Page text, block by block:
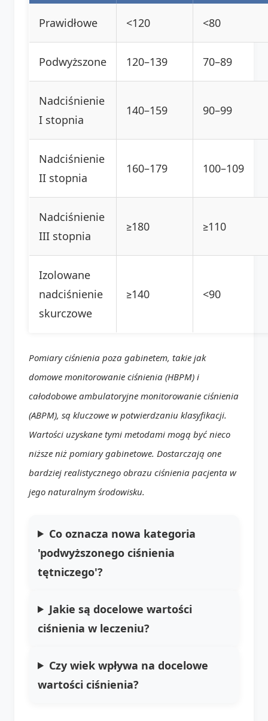
Prawidłowe <120 <80
Podwyższone 120–139 70–89
Nadciśnienie
I stopnia
140–159 90–99
Nadciśnienie
II stopnia
160–179 100–109
Nadciśnienie
III stopnia
≥180 ≥110
Izolowane
nadciśnienie
skurczowe
≥140 <90
Pomiary ciśnienia poza gabinetem, takie jak
domowe monitorowanie ciśnienia (HBPM) i
całodobowe ambulatoryjne monitorowanie ciśnienia
(ABPM), są kluczowe w potwierdzaniu klasyfikacji.
Wartości uzyskane tymi metodami mogą być nieco
niższe niż pomiary gabinetowe. Dostarczają one
bardziej realistycznego obrazu ciśnienia pacjenta w
jego naturalnym środowisku.
Co oznacza nowa kategoria
'podwyższonego ciśnienia
tętniczego'?
Jakie są docelowe wartości
ciśnienia w leczeniu?
Czy wiek wpływa na docelowe
wartości ciśnienia?